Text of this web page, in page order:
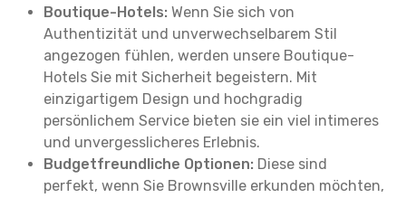
Boutique-Hotels: Wenn Sie sich von
Authentizität und unverwechselbarem Stil
angezogen fühlen, werden unsere Boutique-
Hotels Sie mit Sicherheit begeistern. Mit
einzigartigem Design und hochgradig
persönlichem Service bieten sie ein viel intimeres
und unvergesslicheres Erlebnis.
Budgetfreundliche Optionen: Diese sind
perfekt, wenn Sie Brownsville erkunden möchten,